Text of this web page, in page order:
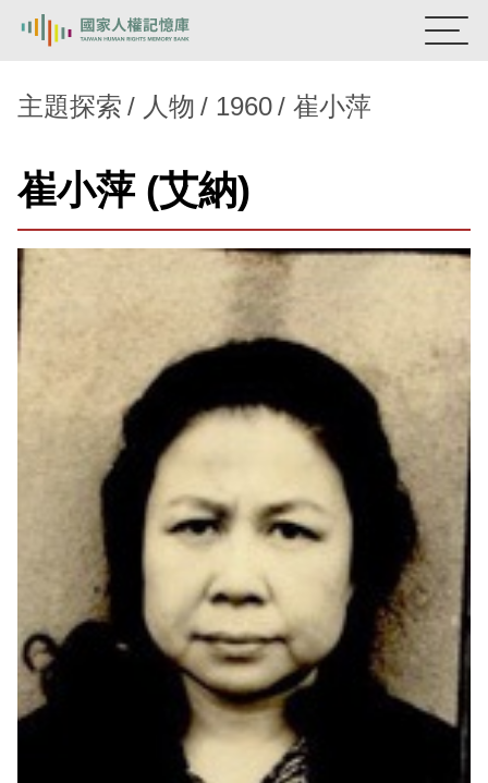
新生訓導處
蛋殼畫 送物單
主題探索
關於我們
主題探索 人物 1960 崔小萍
崔小萍 (艾納)